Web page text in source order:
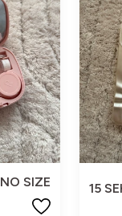
NO SIZE
15